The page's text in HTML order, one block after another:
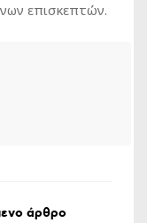
επισκεπτών.
άρθρο